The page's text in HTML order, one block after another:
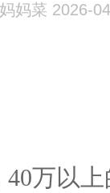
妈菜 2026-
万以